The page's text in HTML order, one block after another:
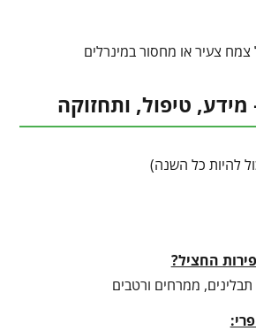
צעיר או מחסור במינרלים
מידע, טיפול, ותחזוקה
להיות כל השנה)
החציל?
ממרחים ורטבים